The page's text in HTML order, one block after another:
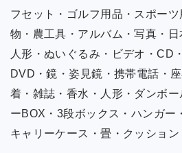
フセット・ゴルフ用品・スポー
物・農工具・アルバム・写真・
人形・ぬいぐるみ・ビデオ・CD
DVD・鏡・姿見鏡・携帯電話・
着・雑誌・香水・人形・ダンボ
ーBOX・3段ボックス・ハンガー
キャリーケース・畳・クッショ